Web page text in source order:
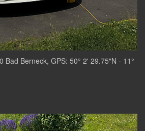
Bad Berneck, GPS: 50° 2' 29.75"N - 11°